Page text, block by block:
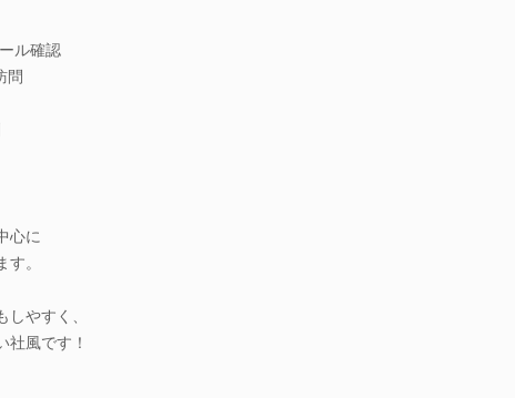
ル確認
問
心に
。
やすく、
社風です！